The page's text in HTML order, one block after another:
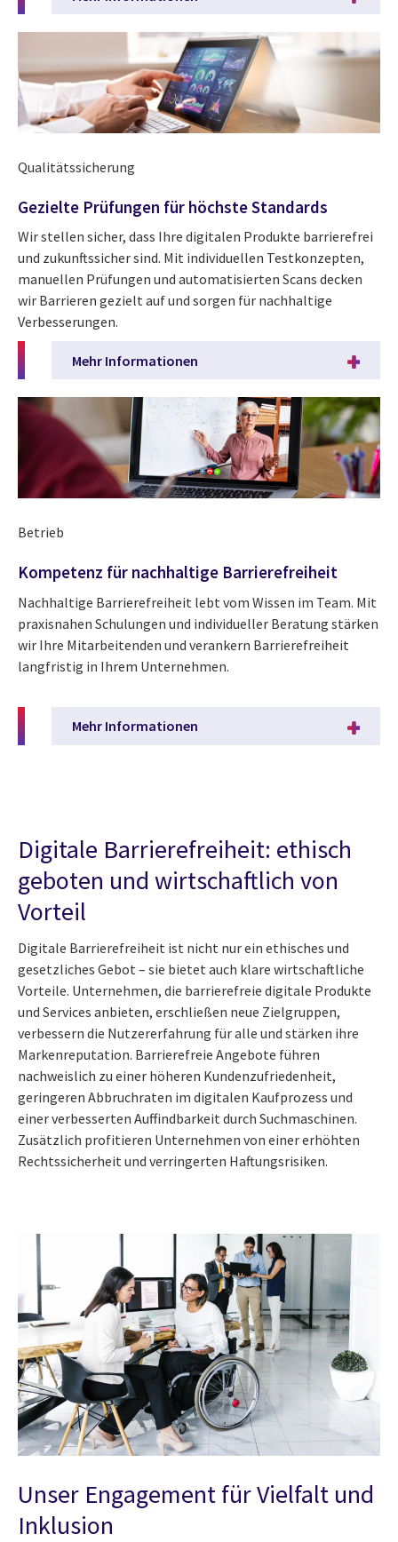
Qualitätssicherung
Gezielte Prüfungen für höchste Standards
Wir stellen sicher, dass Ihre digitalen Produkte barrierefrei
und zukunftssicher sind. Mit individuellen Testkonzepten,
manuellen Prüfungen und automatisierten Scans decken
wir Barrieren gezielt auf und sorgen für nachhaltige
Verbesserungen.
Mehr Informationen
Betrieb
Kompetenz für nachhaltige Barrierefreiheit
Nachhaltige Barrierefreiheit lebt vom Wissen im Team. Mit
praxisnahen Schulungen und individueller Beratung stärken
wir Ihre Mitarbeitenden und verankern Barrierefreiheit
langfristig in Ihrem Unternehmen.
Mehr Informationen
Digitale Barrierefreiheit: ethisch
geboten und wirtschaftlich von
Vorteil
Digitale Barrierefreiheit ist nicht nur ein ethisches und
gesetzliches Gebot – sie bietet auch klare wirtschaftliche
Vorteile. Unternehmen, die barrierefreie digitale Produkte
und Services anbieten, erschließen neue Zielgruppen,
verbessern die Nutzererfahrung für alle und stärken ihre
Markenreputation. Barrierefreie Angebote führen
nachweislich zu einer höheren Kundenzufriedenheit,
geringeren Abbruchraten im digitalen Kaufprozess und
einer verbesserten Auffindbarkeit durch Suchmaschinen.
Zusätzlich profitieren Unternehmen von einer erhöhten
Rechtssicherheit und verringerten Haftungsrisiken.
Unser Engagement für Vielfalt und
Inklusion